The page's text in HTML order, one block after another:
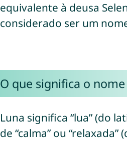
equivalente à deusa
considerado ser um
O que significa o nome
Luna significa “lua” (do
de “calma” ou